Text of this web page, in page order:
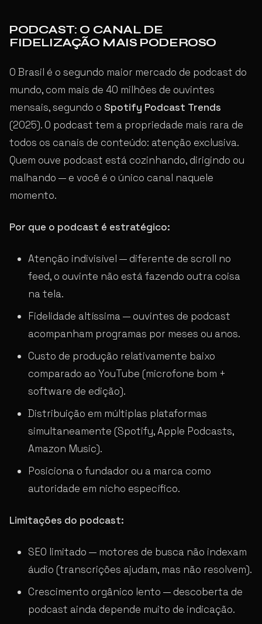
PODCAST: O CANAL DE
FIDELIZAÇÃO MAIS PODEROSO
O Brasil é o segundo maior mercado de podcast do
mundo, com mais de 40 milhões de ouvintes
mensais, segundo o Spotify Podcast Trends
(2025). O podcast tem a propriedade mais rara de
todos os canais de conteúdo: atenção exclusiva.
Quem ouve podcast está cozinhando, dirigindo ou
malhando — e você é o único canal naquele
momento.
Por que o podcast é estratégico:
Atenção indivisível — diferente de scroll no
feed, o ouvinte não está fazendo outra coisa
na tela.
Fidelidade altíssima — ouvintes de podcast
acompanham programas por meses ou anos.
Custo de produção relativamente baixo
comparado ao YouTube (microfone bom +
software de edição).
Distribuição em múltiplas plataformas
simultaneamente (Spotify, Apple Podcasts,
Amazon Music).
Posiciona o fundador ou a marca como
autoridade em nicho específico.
Limitações do podcast:
SEO limitado — motores de busca não indexam
áudio (transcrições ajudam, mas não resolvem).
Crescimento orgânico lento — descoberta de
podcast ainda depende muito de indicação.